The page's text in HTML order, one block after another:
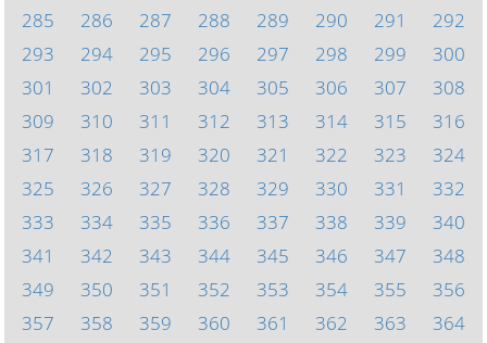
285
286 287 288 289 290 291
292
293
294 295 296 297 298 299
300
301
302 303 304 305 306 307
308
309
310 311 312 313 314 315
316
317
318 319 320 321 322 323
324
325
326 327 328 329 330 331
332
333
334 335 336 337 338 339
340
341
342 343 344 345 346 347
348
349
350 351 352 353 354 355
356
357
358 359 360 361 362 363 364